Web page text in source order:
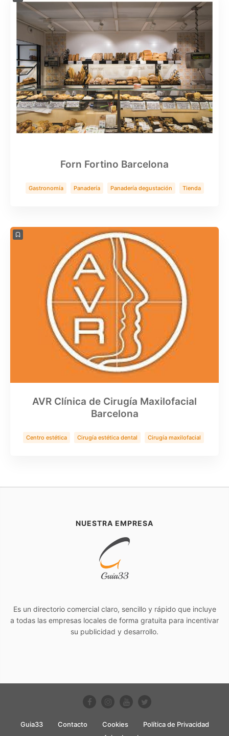
Forn Fortino Barcelona
Gastronomía Panadería Panadería degustación Tienda
AVR Clínica de Cirugía Maxilofacial
Barcelona
Centro estética Cirugía estética dental
Cirugía maxilofacial
NUESTRA EMPRESA
Es un directorio comercial claro, sencillo y rápido que incluye
a todas las empresas locales de forma gratuita para incentivar
su publicidad y desarrollo.
Guia33 Contacto Cookies
Política de Privacidad